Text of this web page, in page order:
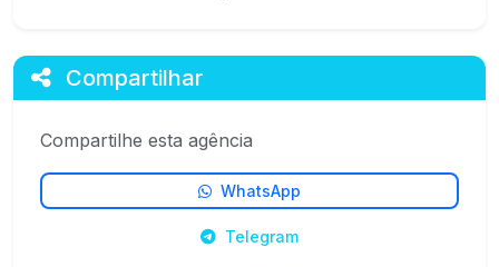
Compartilhar
Compartilhe esta agência
WhatsApp
Telegram